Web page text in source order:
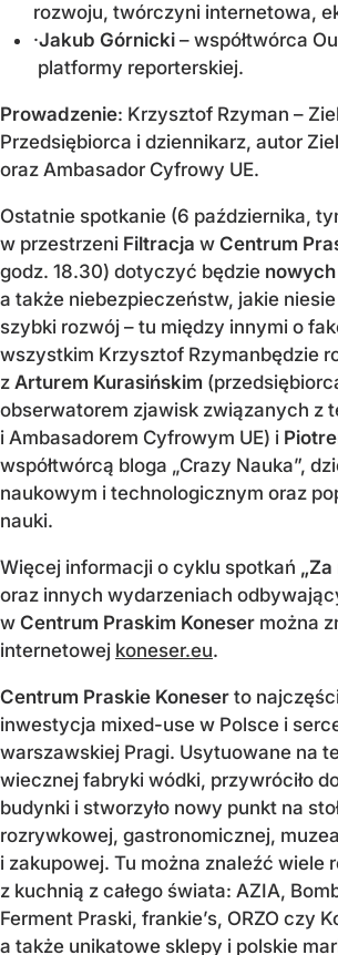
rozwoju, twórczyni internetowa,
·Jakub Górnicki – współtwórca
platformy reporterskiej.
Prowadzenie: Krzysztof Rzyman –
Przedsiębiorca i dziennikarz, autor
oraz Ambasador Cyfrowy UE.
Ostatnie spotkanie (6 października,
w przestrzeni Filtracja w Centrum
godz. 18.30) dotyczyć będzie
a także niebezpieczeństw, jakie
szybki rozwój – tu między innymi o
wszystkim Krzysztof Rzymanbędzie
z Arturem Kurasińskim
obserwatorem zjawisk związanych z
i Ambasadorem Cyfrowym UE) i
współtwórcą bloga „Crazy Nauka”,
naukowym i technologicznym oraz
nauki.
Więcej informacji o cyklu spotkań
oraz innych wydarzeniach
w Centrum Praskim Koneser można
internetowej koneser.eu.
Centrum Praskie Koneser to
inwestycja mixed-use w Polsce i
warszawskiej Pragi. Usytuowane na
wiecznej fabryki wódki, przywróciło
budynki i stworzyło nowy punkt na
rozrywkowej, gastronomicznej,
i zakupowej. Tu można znaleźć wiele
z kuchnią z całego świata: AZIA,
Ferment Praski, frankie’s, ORZO czy
a także unikatowe sklepy i polskie